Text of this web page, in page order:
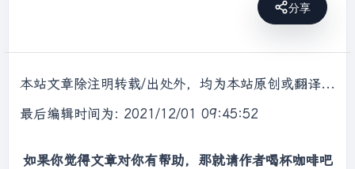
分享
本站文章除注明转载/出处外，均为本站原创或翻译，转载前请务必署名，转载请标明出处。
最后编辑时间为: 2021/12/01 09:45:52
如果你觉得文章对你有帮助，那就请作者喝杯咖啡吧